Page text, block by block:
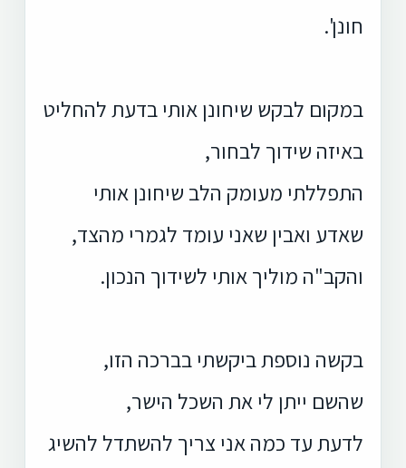
חונן'.
במקום לבקש שיחונן אותי בדעת להחליט
באיזה שידוך לבחור,
התפללתי מעומק הלב שיחונן אותי
שאדע ואבין שאני עומד לגמרי מהצד,
והקב"ה מוליך אותי לשידוך הנכון.
בקשה נוספת ביקשתי בברכה הזו,
שהשם ייתן לי את השכל הישר,
לדעת עד כמה אני צריך להשתדל להשיג